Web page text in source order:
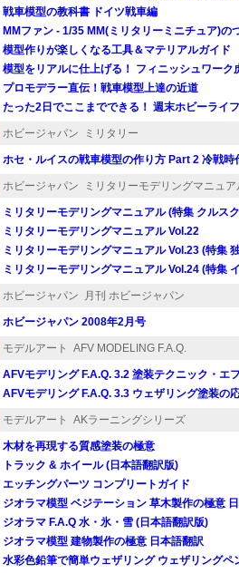
戦車模型の教科書 ドイツ戦車編
MMファン - 1/35 MM(ミリタリーミニチュア)の
模型作りが楽しくなる工具＆マテリアルガイド
模型をリアルに仕上げる！ フィニッシュワーク
プロモデラー直伝！戦車模型上達の近道
たった2日でここまでできる！ 週末ホビーライフ
ホビージャパン ミリタリー
ホセ・ルイスの戦車模型の作り方 Part 2 冷戦時
ホビージャパン ミリタリーモデリングマニュア
ミリタリーモデリングマニュアル (特集 クルス
ミリタリーモデリングマニュアル Vol.22
ミリタリーモデリングマニュアル Vol.23 (特集
ミリタリーモデリングマニュアル Vol.24 (特集
ホビージャパン 月刊 ホビージャパン
ホビージャパン 2008年2月号
モデルアート AFV MODELING F.A.Q.
AFVモデリング F.A.Q. 3.2 塗装テクニック・エ
AFVモデリング F.A.Q. 3.3 ウェザリング塗装の
モデルアート AKラーニングシリーズ
木材を再現する質感塗装の極意
トラック & ホイール (日本語翻訳版)
エッチングパーツ コンプリートガイド
ジオラマ模型 ベジテーション 草木製作の極意
ジオラマ F.A.Q 水・氷・雪 (日本語翻訳版)
ジオラマ模型 建物製作の極意 日本語翻訳
水彩色鉛筆で簡単ウェザリング ウェザリングペ
ー
十和田技研・ブレインファクトリー）